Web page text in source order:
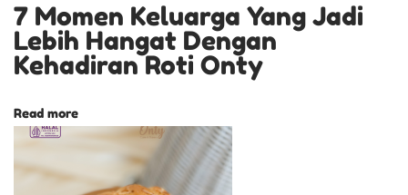
7 Momen Keluarga Yang Jadi
Lebih Hangat Dengan
Kehadiran Roti Onty
Read more